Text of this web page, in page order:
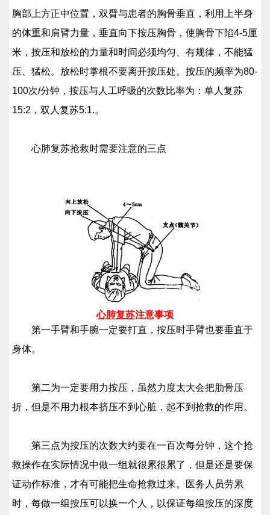
胸部上方正中位置，双臂与患者的胸骨垂直，利用上半身
的体重和肩臂力量，垂直向下按压胸骨，使胸骨下陷4-5厘
米，按压和放松的力量和时间必须均匀、有规律，不能猛
压、猛松。放松时掌根不要离开按压处。按压的频率为80-
100次/分钟，按压与人工呼吸的次数比率为：单人复苏
15:2，双人复苏5:1.。
心肺复苏抢救时需要注意的三点
心肺复苏注意事项
第一手臂和手腕一定要打直，按压时手臂也要垂直于
身体。
第二为一定要用力按压，虽然力度太大会把肋骨压
折，但是不用力根本挤压不到心脏，起不到抢救的作用。
第三点为按压的次数大约要在一百次每分钟，这个抢
救操作在实际情况中做一组就很累很累了，但是还是要保
证动作标准，才有可能把生命抢救过来。医务人员劳累
时，每做一组按压可以换一个人，以保证每组按压的深度